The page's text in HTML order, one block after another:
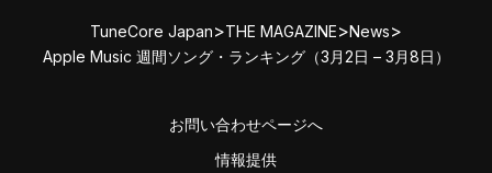
TuneCore Japan>THE MAGAZINE>News>
Apple Music 週間ソング・ランキング（3月2日 – 3月8日）
お問い合わせページへ
情報提供